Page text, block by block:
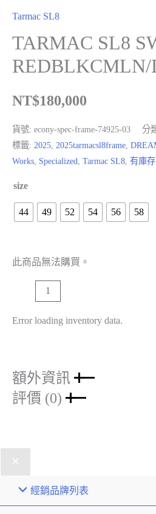
Tarmac SL8
TARMAC SL8
REDBLKCMLN/
NT$180,000
貨號: econy-spec-frame-74925-03 分
標籤: 2025, 2025tarmacsl8frame,
Works, Specialized, Tarmac SL8, 有庫存
size
44 49 52 54 56 58
此商品無法購買。
Error loading inventory data.
額外資訊
評價 (0)
經銷品牌列表